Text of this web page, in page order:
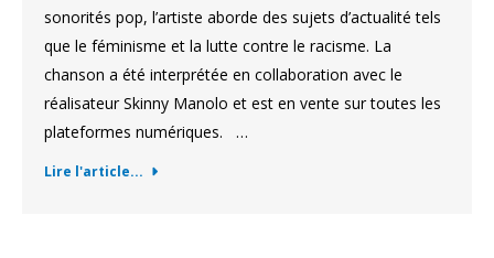
sonorités pop, l’artiste aborde des sujets d’actualité tels
que le féminisme et la lutte contre le racisme. La
chanson a été interprétée en collaboration avec le
réalisateur Skinny Manolo et est en vente sur toutes les
plateformes numériques. …
Lire l'article...